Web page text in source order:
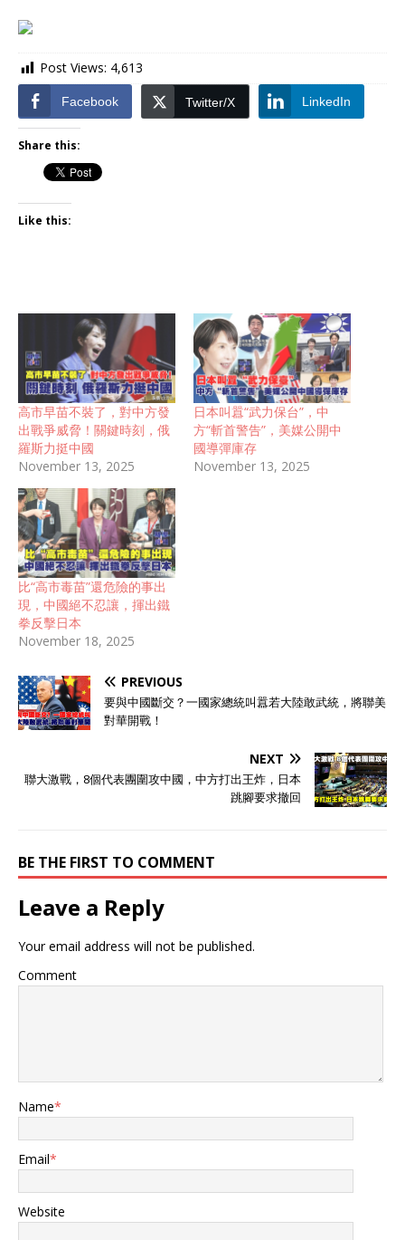
Post Views: 4,613
Facebook Twitter/X LinkedIn
Share this:
Like this:
高市早苗不裝了，對中方發
出戰爭威脅！關鍵時刻，俄
羅斯力挺中國
November 13, 2025
日本叫囂“武力保台”，中
方“斬首警告”，美媒公開中
國導彈庫存
November 13, 2025
比“高市毒苗”還危險的事出
現，中國絕不忍讓，揮出鐵
拳反擊日本
November 18, 2025
PREVIOUS
要與中國斷交？一國家總統叫囂若大陸敢武統，將聯美
對華開戰！
NEXT
聯大激戰，8個代表團圍攻中國，中方打出王炸，日本
跳腳要求撤回
BE THE FIRST TO COMMENT
Leave a Reply
Your email address will not be published.
Comment
Name*
Email*
Website